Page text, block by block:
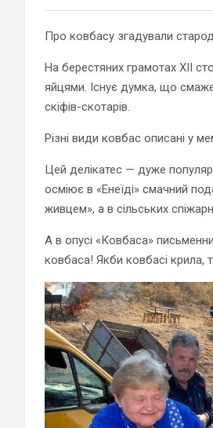
Про ковбасу згадували
На берестяних грамотах XII
яйцями. Існує думка, що
скіфів-скотарів.
Різні види ковбас описані у
Цей делікатес — дуже
осміює в «Енеїді» смачний
живцем», а в сільських
А в опусі «Ковбаса»
ковбаса! Якби ковбасі крила,